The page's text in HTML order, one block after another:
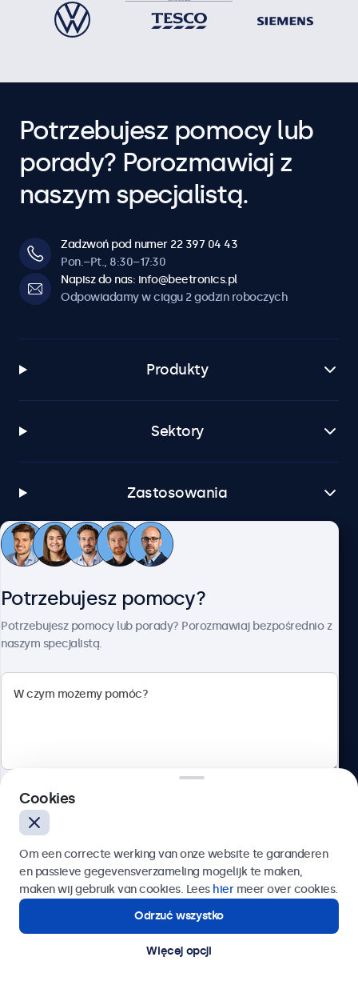
Potrzebujesz pomocy lub
porady? Porozmawiaj z
naszym specjalistą.
Zadzwoń pod numer 22 397 04 43
Pon.–Pt., 8:30–17:30
Napisz do nas: info@beetronics.pl
Odpowiadamy w ciągu 2 godzin roboczych
Produkty
Sektory
Zastosowania
Obsługa klienta
Polski
© 2026 Beetronics
Potrzebujesz pomocy?
Potrzebujesz pomocy lub porady? Porozmawiaj bezpośrednio z
naszym specjalistą.
Wyślij
Lub zadzwoń pod numer:22 397 04 43
Potrzebujesz pomocy?
Kontakt ze specjalistą.
Cookies
Om een correcte werking van onze website te garanderen
en passieve gegevensverzameling mogelijk te maken,
maken wij gebruik van cookies. Lees hiermeer over cookies.
Odrzuć wszystko
Więcej opcji